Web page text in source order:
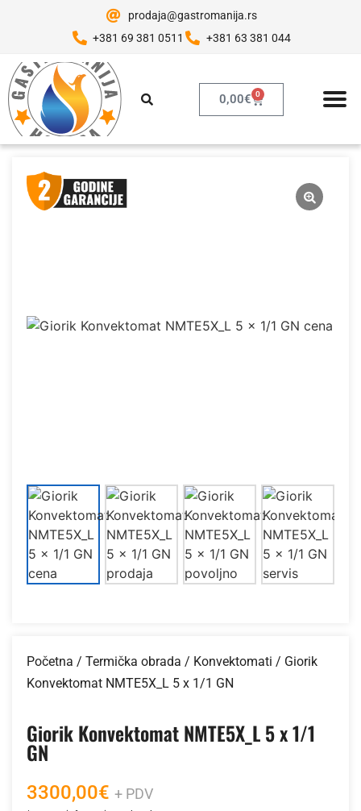
prodaja@gastromanija.rs
+381 69 381 0511
+381 63 381 044
0,00€ 0
Početna / Termička obrada / Konvektomati / Giorik
Konvektomat NMTE5X_L 5 x 1/1 GN
Giorik Konvektomat NMTE5X_L 5 x 1/1
GN
3300,00€ + PDV